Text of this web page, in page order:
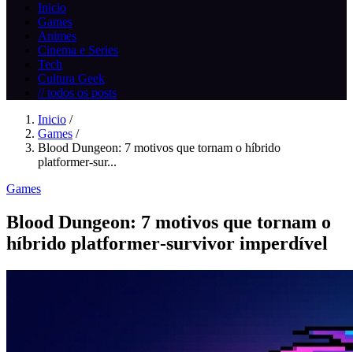
Inicio
Games
Animes
Cinema e Series
Tech
Cultura Geek
// todos os posts
Inicio /
Games /
Blood Dungeon: 7 motivos que tornam o híbrido
platformer‑sur...
Games
Blood Dungeon: 7 motivos que tornam o
híbrido platformer‑survivor imperdível